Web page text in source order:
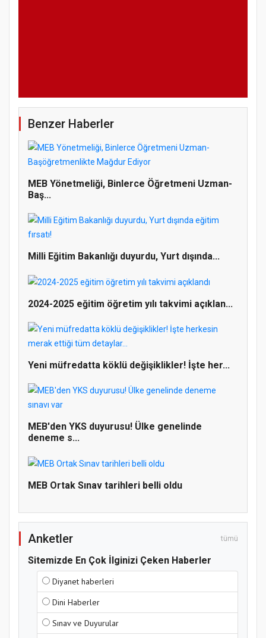
Doğanyol'da Temel Dini Bilgiler Sınavı
Gerçekleştirildi
Benzer Haberler
MEB Yönetmeliği, Binlerce Öğretmeni Uzman-
Baş...
Milli Eğitim Bakanlığı duyurdu, Yurt dışında...
2024-2025 eğitim öğretim yılı takvimi açıklan...
Yeni müfredatta köklü değişiklikler! İşte her...
MEB'den YKS duyurusu! Ülke genelinde
deneme s...
MEB Ortak Sınav tarihleri belli oldu
Anketler tümü
Sitemizde En Çok İlginizi Çeken Haberler
Diyanet haberleri
Dini Haberler
Sınav ve Duyurular